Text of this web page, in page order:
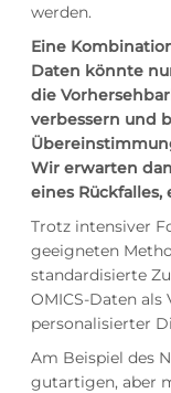
werden.
Eine
Daten könnte
die
verbessern und
Wir erwarten
eines
Trotz intensiver
geeigneten
standardisierte
OMICS-Daten
personalisierter
Am Beispiel des
gutartigen, aber